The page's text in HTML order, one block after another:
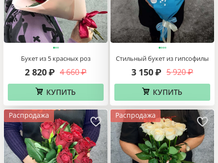
Корзина ромашек
9 650 ₽
КУПИТЬ
Корзина роз
9 860₽
КУПИТЬ